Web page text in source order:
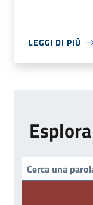
LEGGI DI PIÙ